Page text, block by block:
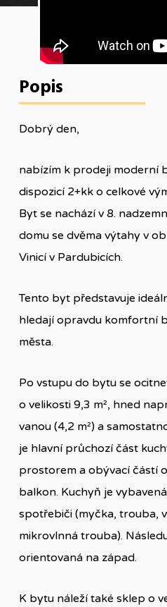
Popis
Dobrý den,
nabízím k prodeji moderní
dispozicí 2+kk o celkové
Byt se nachází v 8.
domu se dvěma výtahy v
Vinicí v Pardubicích.
Tento byt představuje
hledají opravdu komfortní
města.
Po vstupu do bytu se
o velikosti 9,3 m², hned
vanou (4,2 m²) a
je hlavní průchozí část
prostorem a obývací částí
balkon. Kuchyň je
spotřebiči (myčka, trouba,
mikrovlnná trouba).
orientovaná na západ.
K bytu náleží také sklep o